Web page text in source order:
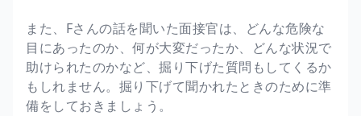
また、Fさんの話を聞いた面接官は、どんな危険な
目にあったのか、何が大変だったか、どんな状況で
助けられたのかなど、掘り下げた質問もしてくるか
もしれません。掘り下げて聞かれたときのために準
備をしておきましょう。